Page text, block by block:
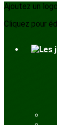
Ajoutez un
Cliquez pour